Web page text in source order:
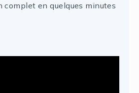
complet en quelques minutes